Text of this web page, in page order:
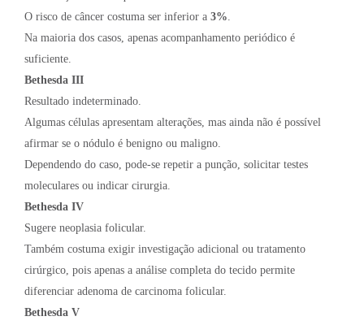
O risco de câncer costuma ser inferior a 3%
Na maioria dos casos, apenas acompanhamento periódico é
suficiente.
Bethesda III
Resultado indeterminado.
Algumas células apresentam alterações, mas ainda não é possível
afirmar se o nódulo é benigno ou maligno.
Dependendo do caso, pode-se repetir a punção, solicitar testes
moleculares ou indicar cirurgia.
Bethesda IV
Sugere neoplasia folicular.
Também costuma exigir investigação adicional ou tratamento
cirúrgico, pois apenas a análise completa do tecido permite
diferenciar adenoma de carcinoma folicular.
Bethesda V